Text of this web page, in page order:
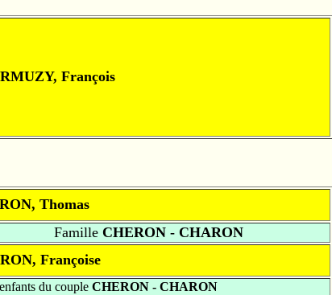
François
Thomas
FamilleCHERON - CHARON
Françoise
du couple CHERON - CHARON